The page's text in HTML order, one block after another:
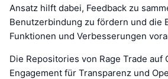
Ansatz hilft dabei, Feedback zu
Benutzerbindung zu fördern und die
Funktionen und Verbesserungen
Die Repositories von Rage Trade auf
Engagement für Transparenz und